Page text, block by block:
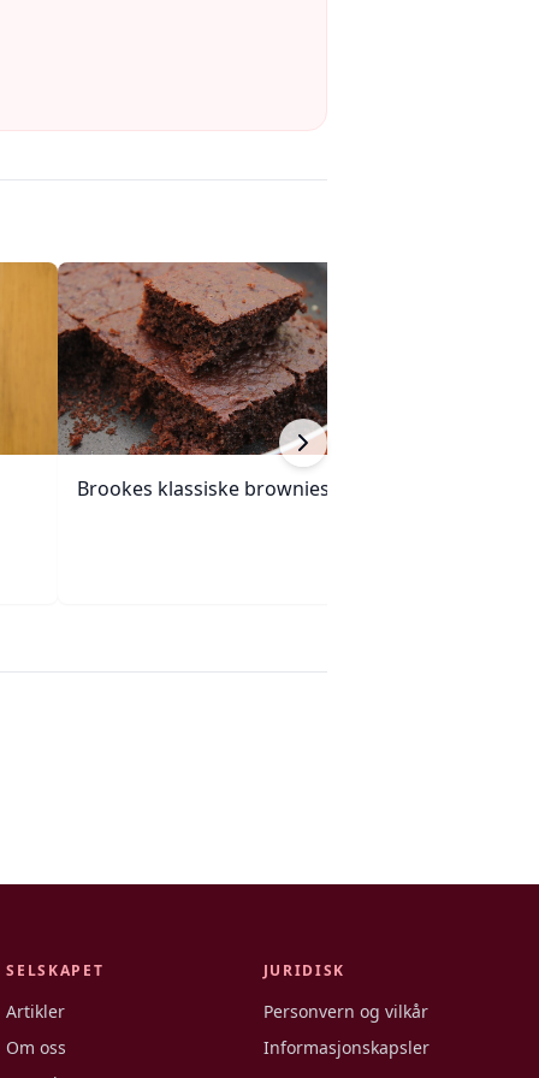
Brookes klassiske brownies
SELSKAPET
Artikler
Om oss
JURIDISK
Personvern og vilkår
Informasjonskapsler